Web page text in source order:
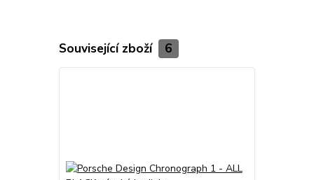
Související zboží 6